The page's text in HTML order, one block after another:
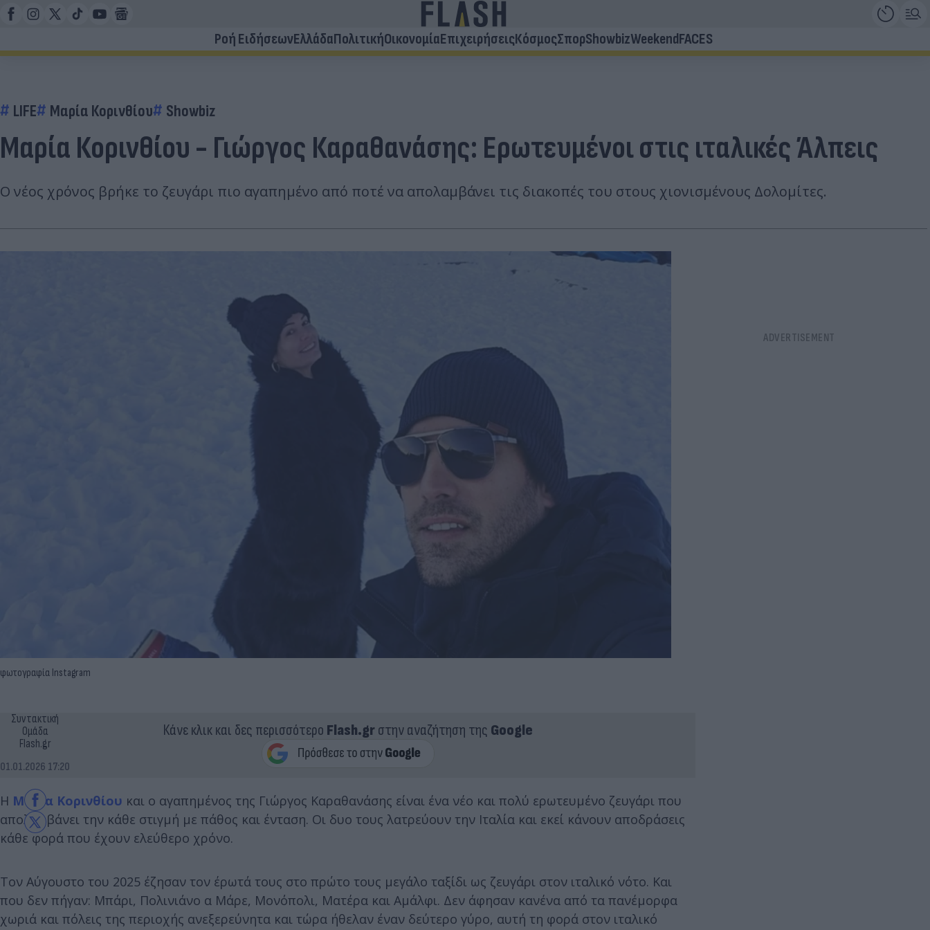
Ροή ΕιδήσεωνΕλλάδαΠολιτικήΟικονομίαΕπιχειρήσειςΚόσμοςΣπορShowbizWeekendFACES
LIFE Μαρία Κορινθίου Showbiz
Μαρία Κορινθίου - Γιώργος Καραθανάσης: Ερωτευμένοι στις ιταλικές Άλπεις
Ο νέος χρόνος βρήκε το ζευγάρι πιο αγαπημένο από ποτέ να απολαμβάνει τις διακοπές του στους χιονισμένους Δολομίτες.
φωτογραφία Instagram
Συντακτική
Ομάδα
Flash.gr
01.01.2026 17:20
Κάνε κλικ και δες περισσότερο Flash.grστην αναζήτηση της Google
Η Μαρία Κορινθίου και ο αγαπημένος της Γιώργος Καραθανάσης είναι ένα νέο και πολύ ερωτευμένο ζευγάρι που
απολαμβάνει την κάθε στιγμή με πάθος και ένταση. Οι δυο τους λατρεύουν την Ιταλία και εκεί κάνουν αποδράσεις
κάθε φορά που έχουν ελεύθερο χρόνο.
Τον Αύγουστο του 2025 έζησαν τον έρωτά τους στο πρώτο τους μεγάλο ταξίδι ως ζευγάρι στον ιταλικό νότο. Και
που δεν πήγαν: Μπάρι, Πολινιάνο α Μάρε, Μονόπολι, Ματέρα και Αμάλφι. Δεν άφησαν κανένα από τα πανέμορφα
χωριά και πόλεις της περιοχής ανεξερεύνητα και τώρα ήθελαν έναν δεύτερο γύρο, αυτή τη φορά στον ιταλικό